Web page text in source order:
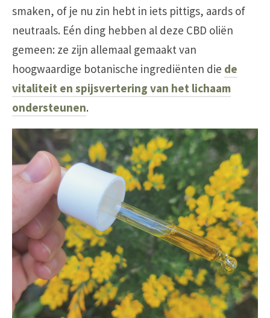
smaken, of je nu zin hebt in iets pittigs, aards of
neutraals. Eén ding hebben al deze CBD oliën
gemeen: ze zijn allemaal gemaakt van
hoogwaardige botanische ingrediënten die de
vitaliteit en spijsvertering van het lichaam
ondersteunen.